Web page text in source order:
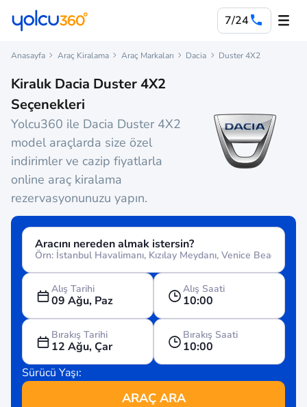
7/24
Anasayfa Araç Kiralama Araç Markaları Dacia Duster 4X2
Kiralık Dacia Duster 4X2
Seçenekleri
Yolcu360 ile Dacia Duster 4X2
model araçlarda size özel
indirimler ve cazip fiyatlarla
online araç kiralama
rezervasyonunuzu yapın.
Aracını nereden almak istersin?
Alış Tarihi
09 Ağu, Paz
Alış Saati
10:00
Bırakış Tarihi
12 Ağu, Çar
Bırakış Saati
10:00
Sürücü Yaşı:
ARAÇ ARA